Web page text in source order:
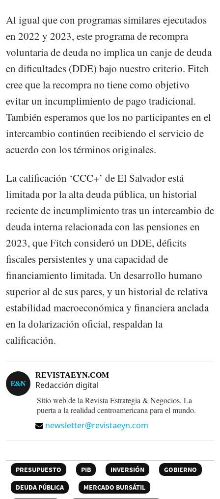
Al igual que con programas similares ejecutados
en 2022 y 2023, este programa de recompra
voluntaria de deuda no implica un canje de deuda
en dificultades (DDE) bajo nuestro criterio. Fitch
cree que la recompra no tiene como objetivo
evitar un incumplimiento de pago tradicional.
También esperamos que los no participantes en el
intercambio continúen recibiendo el servicio de
acuerdo con los términos originales.
La calificación ‘CCC+’ de El Salvador está
limitada por la alta deuda pública, un historial
reciente de incumplimiento tras un intercambio de
deuda interna relacionada con las pensiones en
2023, que Fitch consideró un DDE, déficits
fiscales persistentes y una capacidad de
financiamiento limitada. Un desarrollo humano
superior al de sus pares, y un historial de relativa
estabilidad macroeconómica y financiera anclada
en la dolarización oficial, respaldan la
calificación.
REVISTAEYN.COM
Redacción digital
Sitio web de la Revista Estrategia & Negocios. La
puerta a la realidad centroamericana para el mundo.
newsletter@revistaeyn.com
PRESUPUESTO PIB INVERSIÓN
GOBIERNO
DEUDA PÚBLICA
MERCADO BURSÁTIL